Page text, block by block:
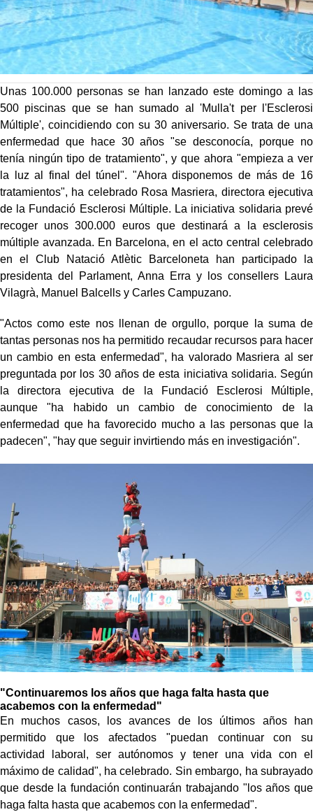
Unas 100.000 personas se han lanzado este domingo a las
500 piscinas que se han sumado al 'Mulla't per l'Esclerosi
Múltiple', coincidiendo con su 30 aniversario. Se trata de una
enfermedad que hace 30 años "se desconocía, porque no
tenía ningún tipo de tratamiento", y que ahora "empieza a ver
la luz al final del túnel". "Ahora disponemos de más de 16
tratamientos", ha celebrado Rosa Masriera, directora ejecutiva
de la Fundació Esclerosi Múltiple. La iniciativa solidaria prevé
recoger unos 300.000 euros que destinará a la esclerosis
múltiple avanzada. En Barcelona, en el acto central celebrado
en el Club Natació Atlètic Barceloneta han participado la
presidenta del Parlament, Anna Erra y los consellers Laura
Vilagrà, Manuel Balcells y Carles Campuzano.
"Actos como este nos llenan de orgullo, porque la suma de
tantas personas nos ha permitido recaudar recursos para hacer
un cambio en esta enfermedad", ha valorado Masriera al ser
preguntada por los 30 años de esta iniciativa solidaria. Según
la directora ejecutiva de la Fundació Esclerosi Múltiple,
aunque "ha habido un cambio de conocimiento de la
enfermedad que ha favorecido mucho a las personas que la
padecen", "hay que seguir invirtiendo más en investigación".
"Continuaremos los años que haga falta hasta que
acabemos con la enfermedad"
En muchos casos, los avances de los últimos años han
permitido que los afectados "puedan continuar con su
actividad laboral, ser autónomos y tener una vida con el
máximo de calidad", ha celebrado. Sin embargo, ha subrayado
que desde la fundación continuarán trabajando "los años que
haga falta hasta que acabemos con la enfermedad".